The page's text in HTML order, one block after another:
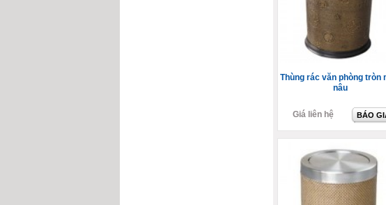
Thùng rác văn phòng tròn
nâu
Giá liên hệ BÁO